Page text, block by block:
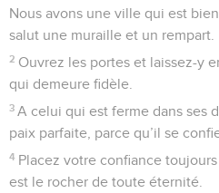
Nous avons une ville qui est
salut une muraille et un rempart.
2 Ouvrez les portes et laissez-y
qui demeure fidèle.
3 A celui qui est ferme dans ses
paix parfaite, parce qu’il se
4 Placez votre confiance toujours
est le rocher de toute éternité.